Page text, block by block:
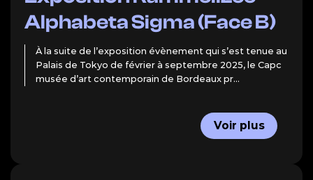
Alphabeta Sigma (Face B)
À la suite de l’exposition évènement qui s’est tenue au
Palais de Tokyo de février à septembre 2025, le Capc
musée d’art contemporain de Bordeaux pr...
Voir plus